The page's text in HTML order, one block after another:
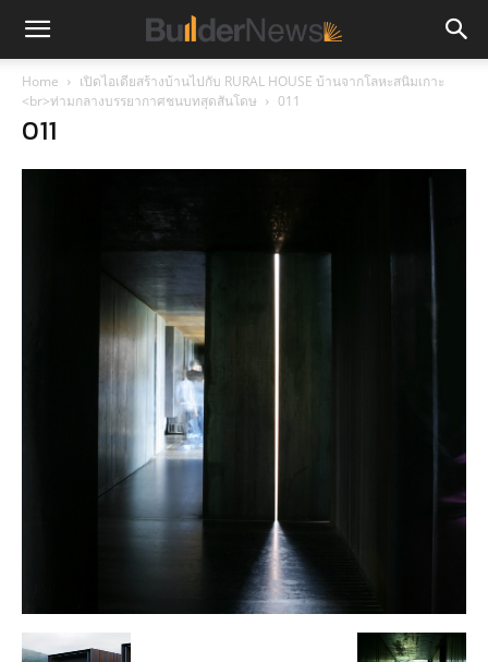
Home
เปิดไอเดียสร้างบ้านไปกับ RURAL HOUSE บ้านจากโลหะสนิมเกาะ
<br>ท่ามกลางบรรยากาศชนบทสุดสันโดษ
011
011